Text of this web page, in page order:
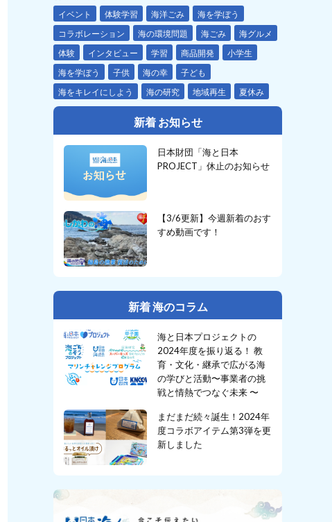
イベント 体験学習 海洋ごみ
海を学ぼう
コラボレーション
海の環境問題 海ごみ
海グルメ
体験
インタビュー 学習 商品開発
小学生
海を学ぼう
子供 海の幸
子ども
海をキレイにしよう
海の研究 地域再生 夏休み
新着 お知らせ
日本財団「海と日本
PROJECT」休止のお知らせ
【3/6更新】今週新着のおす
すめ動画です！
新着 海のコラム
海と日本プロジェクトの
2024年度を振り返る！ 教
育・文化・継承で広がる海
の学びと活動〜事業者の挑
戦と情熱でつなぐ未来 〜
まだまだ続々誕生！2024年
度コラボアイテム第3弾を更
新しました